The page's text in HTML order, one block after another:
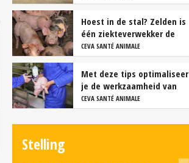
Hoest in de stal? Zelden is
één ziekteverwekker de
oorzaak
CEVA SANTÉ ANIMALE
Met deze tips optimaliseer
je de werkzaamheid van
vaccins
CEVA SANTÉ ANIMALE
Stelling